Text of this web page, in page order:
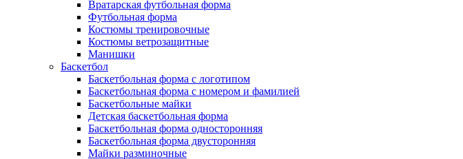
Вратарская футбольная форма
Футбольная форма
Костюмы тренировочные
Костюмы ветрозащитные
Манишки
Баскетбол
Баскетбольная форма с логотипом
Баскетбольная форма с номером и фамилией
Баскетбольные майки
Детская баскетбольная форма
Баскетбольная форма односторонняя
Баскетбольная форма двусторонняя
Майки разминочные